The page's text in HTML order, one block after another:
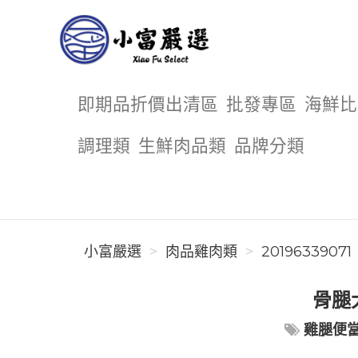
即期品折價出清區 批發專區 海鮮
調理類 生鮮肉品類 品牌分類
小富嚴選 肉品雞肉類 20196339071
骨腿
雞腿便